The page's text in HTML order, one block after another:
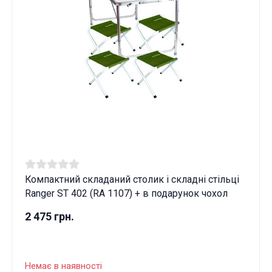
Компактний складаний столик і складні стільці
Ranger ST 402 (RA 1107) + в подарунок чохол
2 475 грн.
Немає в наявності